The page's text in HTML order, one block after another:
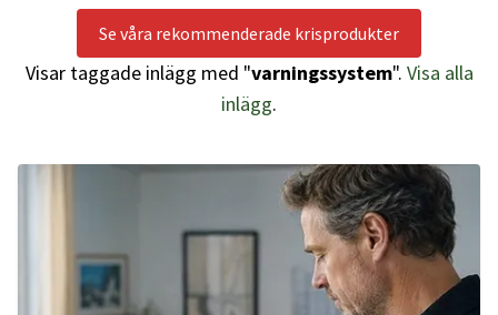
Se våra rekommenderade krisprodukter
Visar taggade inlägg med "varningssystem". Visa alla
inlägg.